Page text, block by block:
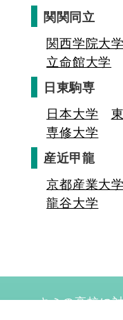
関関同立
関西学院大学
立命館大学
日東駒専
日本大学
専修大学
産近甲龍
京都産業大学
龍谷大学
キミの高校に